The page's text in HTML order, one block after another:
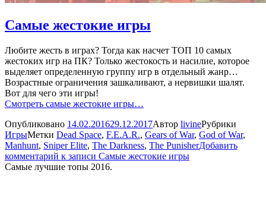
Самые жестокие игры
Любите жесть в играх? Тогда как насчет ТОП 10 самых
жестоких игр на ПК? Только жестокость и насилие, которое
выделяет определенную группу игр в отдельный жанр…
Возрастные ограничения зашкаливают, а нервишки шалят.
Вот для чего эти игры!
Смотреть самые жестокие игры…
Опубликовано 14.02.201629.12.2017Автор livineРубрики
ИгрыМетки Dead Space, F.E.A.R., Gears of War, God of War,
Manhunt, Sniper Elite, The Darkness, The PunisherДобавить
комментарий к записи Самые жестокие игры
Самые лучшие топы 2016.